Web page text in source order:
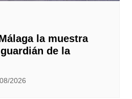
la muestra
de la
2026